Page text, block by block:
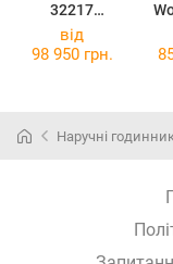
32217
AA32.BVA32
від
98 950 грн.
Наручні